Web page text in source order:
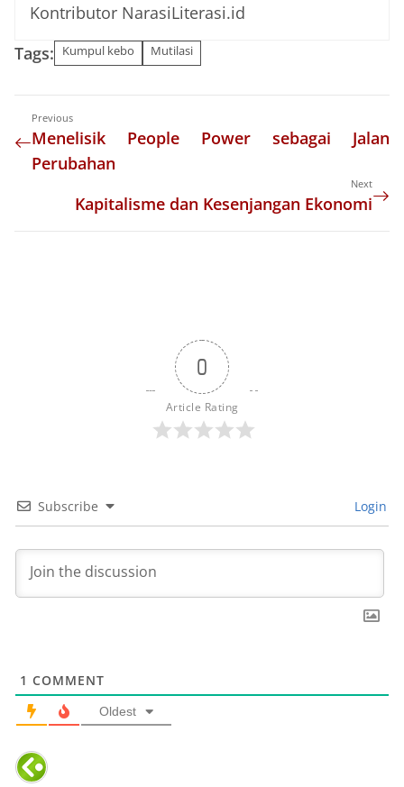
Kontributor NarasiLiterasi.id
Tags:
Kumpul kebo Mutilasi
Previous
‎Menelisik People Power sebagai Jalan
Perubahan
Next
Kapitalisme dan Kesenjangan Ekonomi
0
Article Rating
Subscribe Login
1 COMMENT
Oldest